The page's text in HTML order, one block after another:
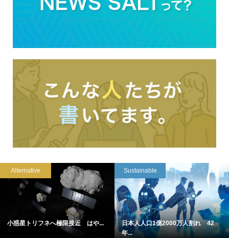
Alternative
小惑星トリフネへ極限接近 はや...
Sustainable
日本人人口1億2000万人割れ 42
年...